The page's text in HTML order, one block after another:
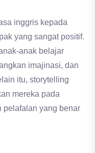
inggris kepada
yang sangat positif.
anak belajar
imajinasi, dan
itu, storytelling
mereka pada
pelafalan yang benar